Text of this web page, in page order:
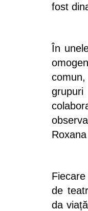
fost
În
de
da